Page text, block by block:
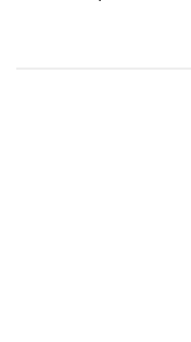
Настенная сплит-
Сплит-система
Настенная
Настенная